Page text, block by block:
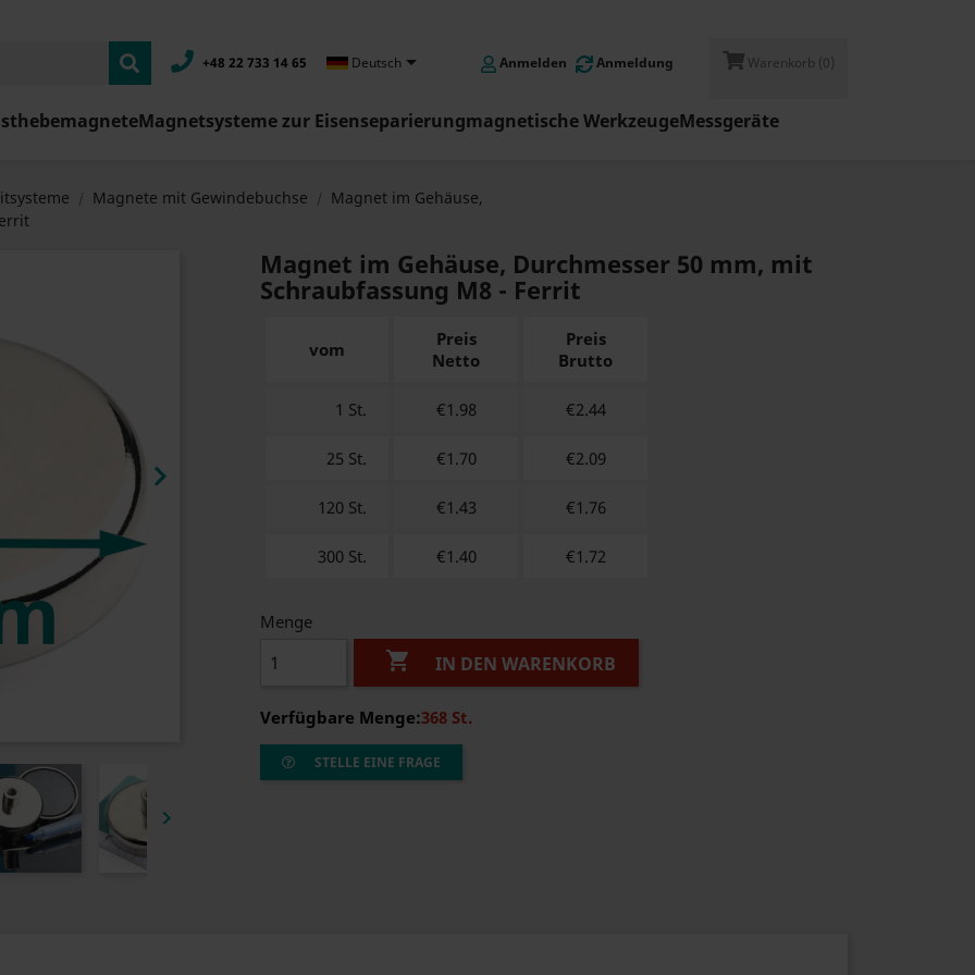
+48 22 733 14 65 Deutsch Anmelden Anmeldung Warenkorb (0)
Magnetsysteme zur Eisenseparierungmagnetische WerkzeugeMessgeräte
Magnete mit Gewindebuchse
Magnet im Gehäuse,


Magnet im Gehäuse, Durchmesser 50 mm, mit
Schraubfassung M8 - Ferrit
vom
Preis
Netto
Preis
Brutto
1 St. €1.98 €2.44
25 St. €1.70 €2.09
120 St. €1.43 €1.76
300 St. €1.40 €1.72
Menge
 IN DEN WARENKORB
Verfügbare Menge:368 St.
STELLE EINE FRAGE